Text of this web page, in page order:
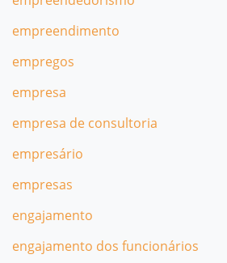
empreendimento
empregos
empresa
empresa de consultoria
empresário
empresas
engajamento
engajamento dos funcionários